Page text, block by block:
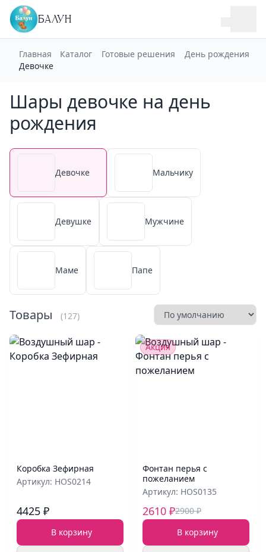
БАЛУН
Главная Каталог Готовые решения
День рождения
Девочке
Шары девочке на день
рождения
Девочке Мальчику
Девушке Мужчине
Маме Папе
Товары (127)
Коробка Зефирная
Артикул: HOS0214
4425 ₽
В корзину
Акция
Фонтан перья с
пожеланием
Артикул: HOS0135
2610 ₽2900 ₽
В корзину